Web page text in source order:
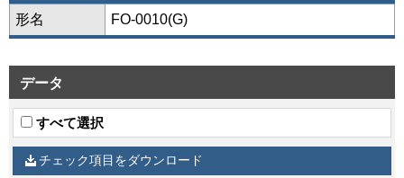
形名 FO-0010(G)
データ
すべて選択
チェック項目をダウンロード